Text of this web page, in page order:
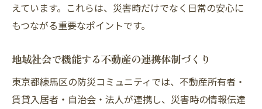
えています。これらは、災害時だけでなく日常の安心に
もつながる重要なポイントです。
地域社会で機能する不動産の連携体制づくり
東京都練馬区の防災コミュニティでは、不動産所有者・
賃貸入居者・自治会・法人が連携し、災害時の情報伝達